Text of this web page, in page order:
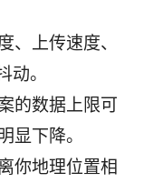
、上传速度、
。
的数据上限可
显下降。
你地理位置相